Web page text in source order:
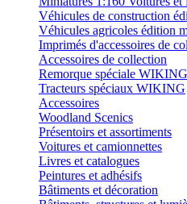
Véhicules de construction
Véhicules agricoles édition
Imprimés d'accessoires de
Accessoires de collection
Remorque spéciale WIKING
Tracteurs spéciaux WIKING
Accessoires
Woodland Scenics
Présentoirs et assortiments
Voitures et camionnettes
Livres et catalogues
Peintures et adhésifs
Bâtiments et décoration